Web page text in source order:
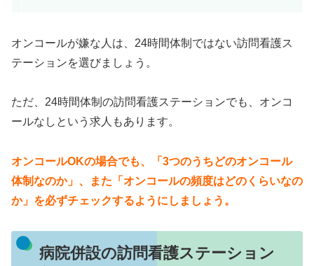
オンコールが嫌な人は、24時間体制ではない訪問看護ス
テーションを選びましょう。
ただ、24時間体制の訪問看護ステーションでも、オンコ
ールなしという求人もあります。
オンコールOKの場合でも、「3つのうちどのオンコール
体制なのか」、また「オンコールの頻度はどのくらいなの
か」を必ずチェックするようにしましょう。
病院併設の訪問看護ステーション